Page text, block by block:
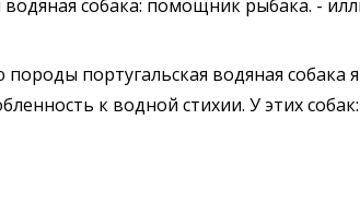
португальская водяная собака
к водной стихии. У этих собак: